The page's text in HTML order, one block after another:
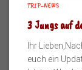
TRIP-NEWS
3 Jungs auf
Ihr
euch ein